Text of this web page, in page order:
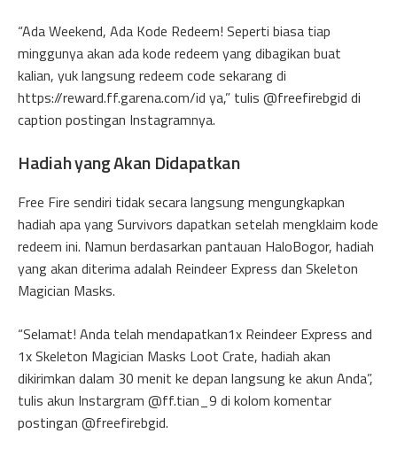
“Ada Weekend, Ada Kode Redeem! Seperti biasa tiap
minggunya akan ada kode redeem yang dibagikan buat
kalian, yuk langsung redeem code sekarang di
https://reward.ff.garena.com/id ya,” tulis @freefirebgid di
caption postingan Instagramnya.
Hadiah yang Akan Didapatkan
Free Fire sendiri tidak secara langsung mengungkapkan
hadiah apa yang Survivors dapatkan setelah mengklaim kode
redeem ini. Namun berdasarkan pantauan HaloBogor, hadiah
yang akan diterima adalah Reindeer Express dan Skeleton
Magician Masks.
“Selamat! Anda telah mendapatkan1x Reindeer Express and
1x Skeleton Magician Masks Loot Crate, hadiah akan
dikirimkan dalam 30 menit ke depan langsung ke akun Anda”,
tulis akun Instargram @ff.tian_9 di kolom komentar
postingan @freefirebgid.